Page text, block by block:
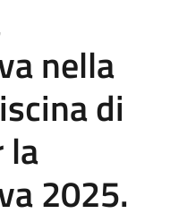
nella
di
la
2025.